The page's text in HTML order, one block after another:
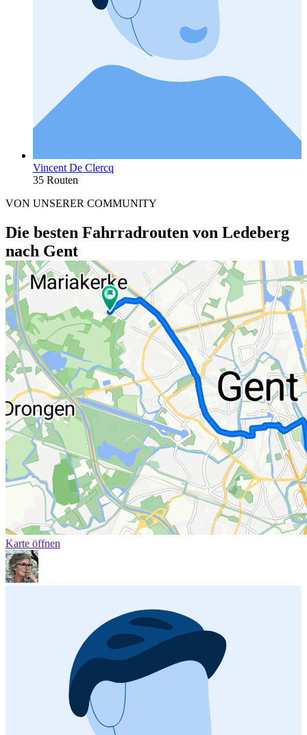
Vincent De Clercq
35 Routen
VON UNSERER COMMUNITY
Die besten Fahrradrouten von Ledeberg
nach Gent
Karte öffnen